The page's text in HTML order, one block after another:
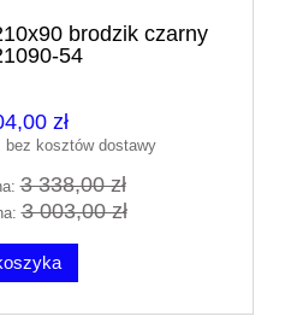
brodzik czarny
54
zł
bez kosztów dostawy
3 338,00 zł
3 003,00 zł